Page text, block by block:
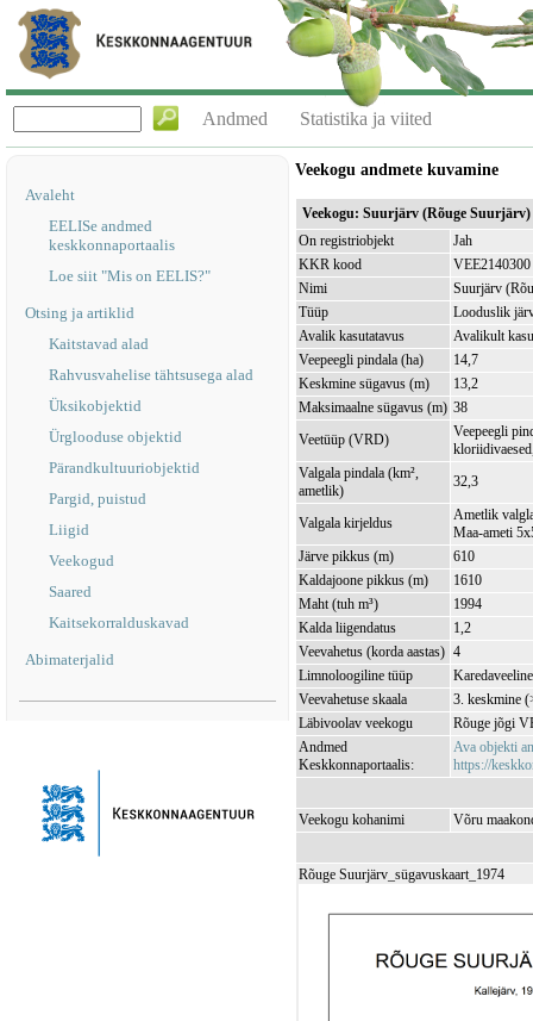
Andmed Statistika ja viited
Avaleht
EELISe andmed
keskkonnaportaalis
Loe siit "Mis on EELIS?"
Otsing ja artiklid
Kaitstavad alad
Rahvusvahelise tähtsusega alad
Üksikobjektid
Ürglooduse objektid
Pärandkultuuriobjektid
Pargid, puistud
Liigid
Veekogud
Saared
Kaitsekorralduskavad
Abimaterjalid
Veekogu andmete kuvamine
Veekogu: Suurjärv (Rõuge Suurjärv)
On registriobjekt
Jah
KKR kood
VEE2140300
Nimi
Suurjärv
Tüüp
Looduslik
Avalik kasutatavus
Avalikult
Veepeegli pindala (ha)
14,7
Keskmine sügavus (m)
13,2
Maksimaalne sügavus (m) 38
Veetüüp (VRD)
Veepeegli
Valgala pindala (km²,
ametlik)
32,3
Valgala kirjeldus
Ametlik
Maa-ameti
Järve pikkus (m)
610
Kaldajoone pikkus (m)
1610
Maht (tuh m³)
1994
Kalda liigendatus
1,2
Veevahetus (korda aastas) 4
Limnoloogiline tüüp
Veevahetuse skaala
3. keskmine
Läbivoolav veekogu
Rõuge jõgi
Andmed
Keskkonnaportaalis:
Ava objekti
https://
Veekogu kohanimi Võru
Rõuge Suurjärv_sügavuskaart_1974